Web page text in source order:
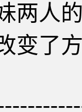
人的
变了